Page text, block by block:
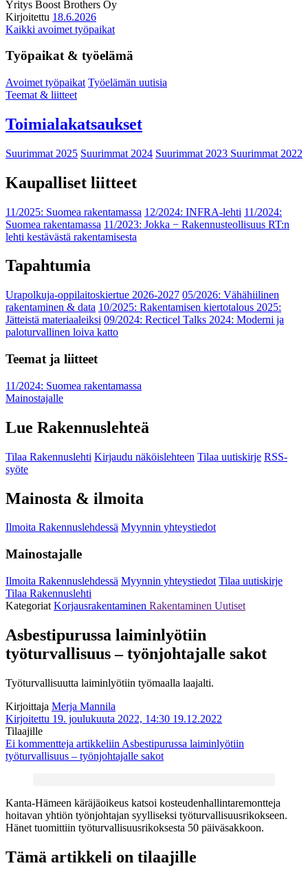
Yritys Boost Brothers Oy
Kirjoitettu 18.6.2026
Kaikki avoimet työpaikat
Työpaikat & työelämä
Avoimet työpaikat Työelämän uutisia
Teemat & liitteet
Toimialakatsaukset
Suurimmat 2025 Suurimmat 2024 Suurimmat 2023 Suurimmat 2022
Kaupalliset liitteet
11/2025: Suomea rakentamassa 12/2024: INFRA-lehti 11/2024:
Suomea rakentamassa 11/2023: Jokka − Rakennusteollisuus RT:n
lehti kestävästä rakentamisesta
Tapahtumia
Urapolkuja-oppilaitoskiertue 2026-2027 05/2026: Vähähiilinen
rakentaminen & data 10/2025: Rakentamisen kiertotalous 2025:
Jätteistä materiaaleiksi 09/2024: Recticel Talks 2024: Moderni ja
paloturvallinen loiva katto
Teemat ja liitteet
11/2024: Suomea rakentamassa
Mainostajalle
Lue Rakennuslehteä
Tilaa Rakennuslehti Kirjaudu näköislehteen Tilaa uutiskirje RSS-
syöte
Mainosta & ilmoita
Ilmoita Rakennuslehdessä Myynnin yhteystiedot
Mainostajalle
Ilmoita Rakennuslehdessä Myynnin yhteystiedot Tilaa uutiskirje
Tilaa Rakennuslehti
Kategoriat Korjausrakentaminen Rakentaminen Uutiset
Asbestipurussa laiminlyötiin
työturvallisuus – työnjohtajalle sakot
Työturvallisuutta laiminlyötiin työmaalla laajalti.
Kirjoittaja Merja Mannila
Kirjoitettu 19. joulukuuta 2022, 14:30 19.12.2022
Tilaajille
Ei kommentteja artikkeliin Asbestipurussa laiminlyötiin
työturvallisuus – työnjohtajalle sakot
Kanta-Hämeen käräjäoikeus katsoi kosteudenhallintaremontteja
hoitavan yhtiön työnjohtajan syylliseksi työturvallisuusrikokseen.
Hänet tuomittiin työturvallisuusrikoksesta 50 päiväsakkoon.
Tämä artikkeli on tilaajille